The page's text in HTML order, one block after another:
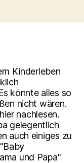
Kinderleben
könnte alles so
nicht wären.
nachlesen.
gelegentlich
auch einiges zu
und Papa"